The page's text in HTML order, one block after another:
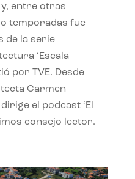
y, entre otras
temporadas fue
de la serie
‘Escala
por TVE. Desde
Carmen
el podcast ‘El
consejo lector.